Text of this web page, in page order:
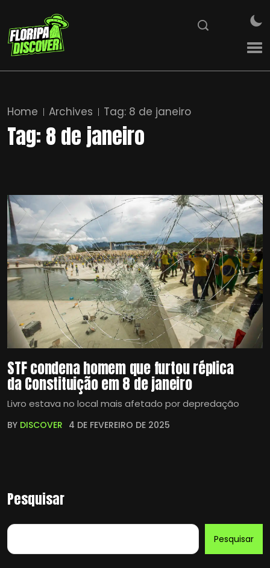
Home Archives Tag: 8 de janeiro
Tag:8 de janeiro
STF condena homem que furtou réplica
da Constituição em 8 de janeiro
Livro estava no local mais afetado por depredação
BY DISCOVER 4 DE FEVEREIRO DE 2025
Pesquisar
Pesquisar